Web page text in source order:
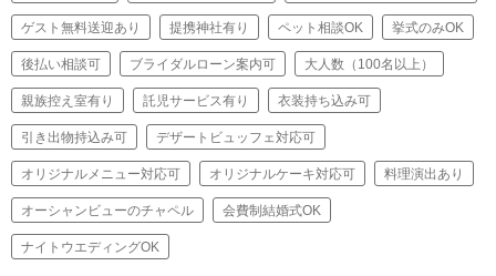
ゲスト無料送迎あり 提携神社有り ペット相談OK 挙式のみOK
後払い相談可 ブライダルローン案内可 大人数（100名以上）
親族控え室有り 託児サービス有り 衣装持ち込み可
引き出物持込み可 デザートビュッフェ対応可
オリジナルメニュー対応可 オリジナルケーキ対応可 料理演出あり
オーシャンビューのチャペル 会費制結婚式OK
ナイトウエディングOK